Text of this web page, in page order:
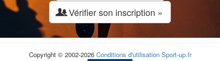
Vérifier son inscription »
Copyright © 2002-2026 Conditions d'utilisation Sport-up.fr